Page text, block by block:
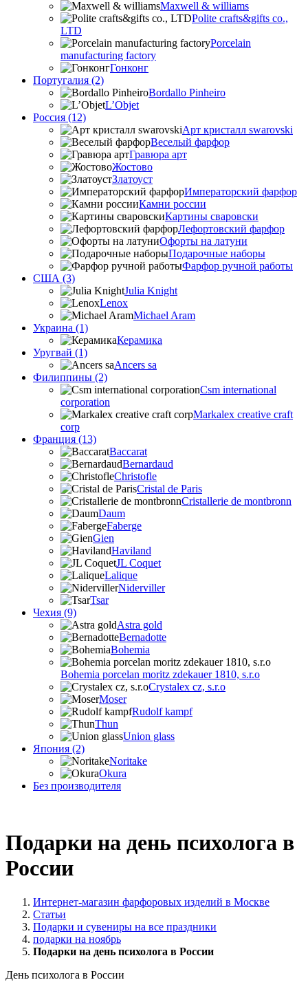
Maxwell & williams
Polite crafts&gifts co.,
LTD
Porcelain
manufacturing factory
Гонконг
Португалия (2)
Bordallo Pinheiro
L’Objet
Россия (12)
Арт кристалл swarovski
Веселый фарфор
Гравюра арт
Жостово
Златоуст
Императорский фарфор
Камни россии
Картины сваровски
Лефортовский фарфор
Офорты на латуни
Подарочные наборы
Фарфор ручной работы
США (3)
Julia Knight
Lenox
Michael Aram
Украина (1)
Керамика
Уругвай (1)
Ancers sa
Филиппины (2)
Csm international
corporation
Markalex creative craft
corp
Франция (13)
Baccarat
Bernardaud
Christofle
Cristal de Paris
Cristallerie de montbronn
Daum
Faberge
Gien
Haviland
JL Coquet
Lalique
Niderviller
Tsar
Чехия (9)
Astra gold
Bernadotte
Bohemia
Bohemia porcelan moritz zdekauer 1810, s.r.o
Crystalex cz, s.r.o
Moser
Rudolf kampf
Thun
Union glass
Япония (2)
Noritake
Okura
Без производителя
Подарки на день психолога в
России
Интернет-магазин фарфоровых изделий в Москве
Статьи
Подарки и сувениры на все праздники
подарки на ноябрь
Подарки на день психолога в России
День психолога в России